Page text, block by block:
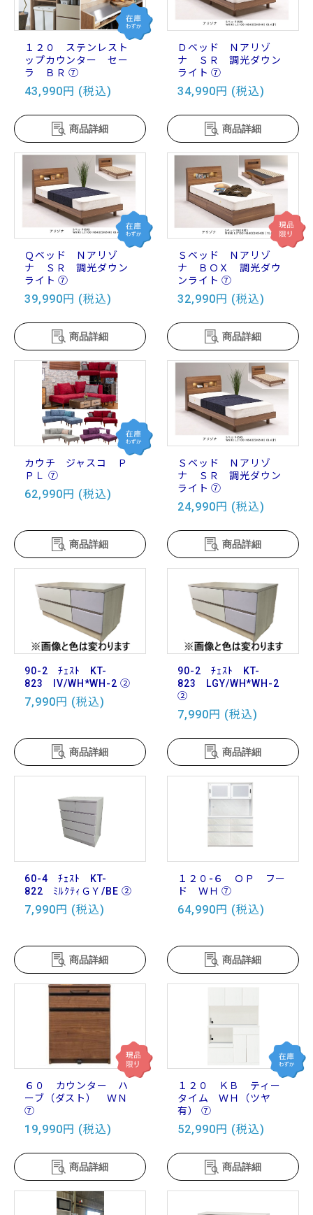
１２０ ステンレスト
ップカウンター セー
ラ ＢＲ ⑦
43,990円 (税込)
商品詳細
Ｄベッド Ｎアリゾ
ナ ＳＲ 調光ダウン
ライト ⑦
34,990円 (税込)
商品詳細
Ｑベッド Ｎアリゾ
ナ ＳＲ 調光ダウン
ライト ⑦
39,990円 (税込)
商品詳細
Ｓベッド Ｎアリゾ
ナ ＢＯＸ 調光ダウ
ンライト ⑦
32,990円 (税込)
商品詳細
カウチ ジャスコ Ｐ
ＰＬ ⑦
62,990円 (税込)
商品詳細
Ｓベッド Ｎアリゾ
ナ ＳＲ 調光ダウン
ライト ⑦
24,990円 (税込)
商品詳細
90-2 ﾁｪｽﾄ KT-
823 IV/WH*WH-2 ②
7,990円 (税込)
商品詳細
90-2 ﾁｪｽﾄ KT-
823 LGY/WH*WH-2
②
7,990円 (税込)
商品詳細
60-4 ﾁｪｽﾄ KT-
822 ﾐﾙｸﾃｨＧＹ/BE ②
7,990円 (税込)
商品詳細
１２０-６ ＯＰ フー
ド ＷＨ ⑦
64,990円 (税込)
商品詳細
６０ カウンター ハ
ーブ（ダスト） ＷＮ
⑦
19,990円 (税込)
商品詳細
１２０ ＫＢ ティー
タイム ＷＨ（ツヤ
有） ⑦
52,990円 (税込)
商品詳細